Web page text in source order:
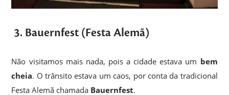
3. Bauernfest (Festa Alemã)
Não visitamos mais nada, pois a cidade estava um bem
cheia. O trânsito estava um caos, por conta da tradicional
Festa Alemã chamada Bauernfest.